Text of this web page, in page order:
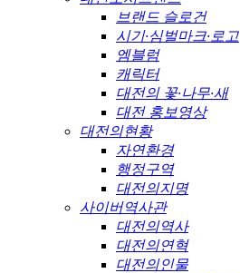
브랜드 슬로건
시기·심벌마크·로고
엠블럼
캐릭터
대전의 꽃·나무·새
대전 홍보영상
대전의현황
자연환경
행정구역
대전의지명
사이버역사관
대전의역사
대전의연혁
대전의인물